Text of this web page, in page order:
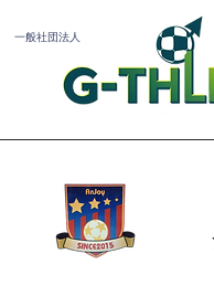
​一般社団法人